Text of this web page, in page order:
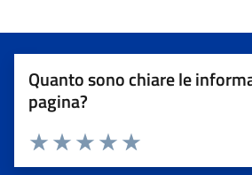
Quanto sono chiare le
pagina?
Valuta 5 stelle su 5
Valuta 4 stelle su 5
Valuta 3 stelle su 5
Valuta 2 stelle su 5
Valuta 1 stelle su 5